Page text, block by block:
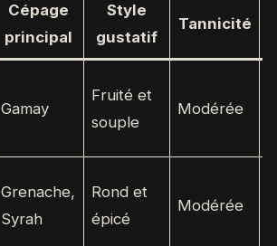
Cépage
principal
Style
gustatif
Tannicité
Gamay
Fruité et
souple
Modérée
Grenache,
Syrah
Rond et
épicé
Modérée